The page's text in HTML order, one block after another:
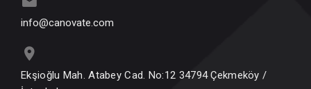
info@canovate.com
Ekşioğlu Mah. Atabey Cad. No:12 34794 Çekmeköy /